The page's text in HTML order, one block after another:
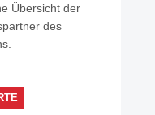
Übersicht der
des